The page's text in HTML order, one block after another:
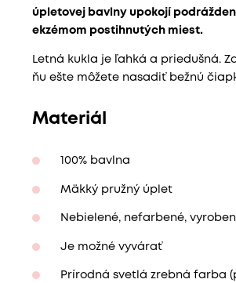
úpletovej bavlny upokojí
ekzémom postihnutých miest.
Letná kukla je ľahká a priedušná.
ňu ešte môžete nasadiť bežnú
Materiál
100% bavlna
Mäkký pružný úplet
Nebielené, nefarbené,
Je možné vyvárať
Prírodná svetlá zrebná farba